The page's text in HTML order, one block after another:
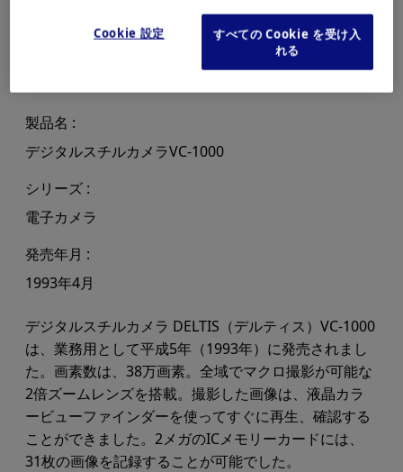
製品名
デジタルスチルカメラVC-1000
シリーズ
電子カメラ
発売年月
1993年4月
デジタルスチルカメラ DELTIS（デルティス）VC-1000
は、業務用として平成5年（1993年）に発売されまし
た。画素数は、38万画素。全域でマクロ撮影が可能な
2倍ズームレンズを搭載。撮影した画像は、液晶カラ
ービューファインダーを使ってすぐに再生、確認する
ことができました。2メガのICメモリーカードには、
31枚の画像を記録することが可能でした。
Cookie 設定
すべての Cookie を受け入
れる